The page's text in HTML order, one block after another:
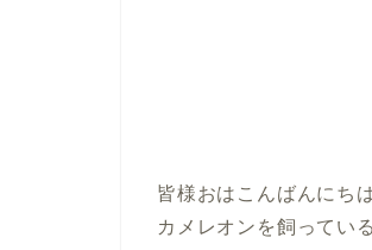
皆様おはこんばんにち
カメレオンを飼ってい